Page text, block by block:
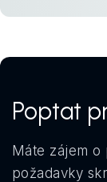
Poptat
Máte zájem o
požadavky